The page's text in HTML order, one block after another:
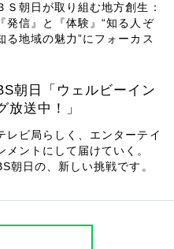
Ｓ朝日が取り組む地方創生：
『発信』と『体験』“知る人ぞ
る地域の魅力”にフォーカス
朝日「ウェルビーイン
放送中！」
レビ局らしく、エンターテイ
メントにして届けていく。
朝日の、新しい挑戦です。